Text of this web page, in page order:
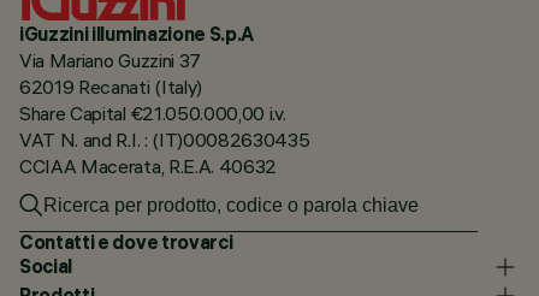
iGuzzini illuminazione S.p.A
Via Mariano Guzzini 37
62019 Recanati (Italy)
Share Capital €21.050.000,00 i.v.
VAT N. and R.I. : (IT)00082630435
CCIAA Macerata, R.E.A. 40632
Contatti e dove trovarci
Social